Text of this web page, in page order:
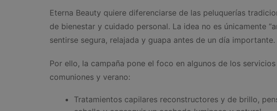
Eterna Beauty quiere diferenciarse de las peluquerías
de bienestar y cuidado personal. La idea no es únicamente
sentirse segura, relajada y guapa antes de un día importante.
Por ello, la campaña pone el foco en algunos de los
comuniones y verano:
Tratamientos capilares reconstructores y de brillo,